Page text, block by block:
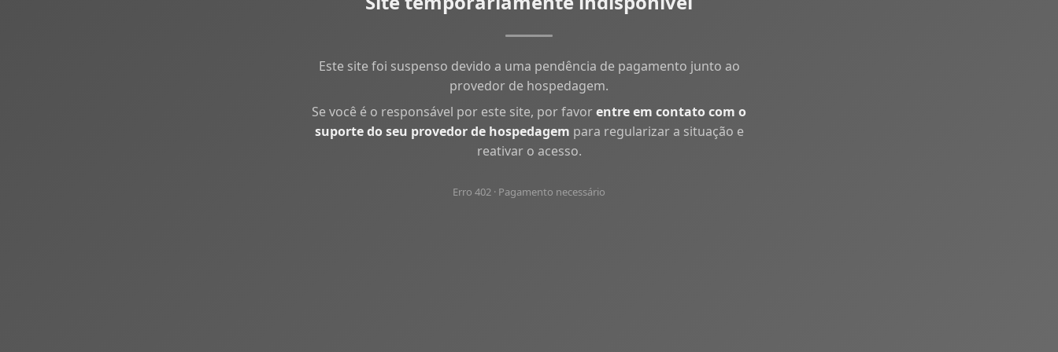
Este site foi suspenso devido a uma pendência de pagamento junto ao
provedor de hospedagem.
Se você é o responsável por este site, por favorentre em contato com o
suporte do seu provedor de hospedagem para regularizar a situação e
reativar o acesso.
Erro 402 · Pagamento necessário